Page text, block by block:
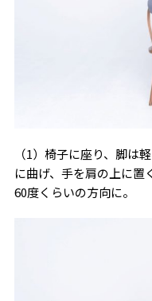
（1）椅子に座り、脚は
に曲げ、手を肩の上に置
60度くらいの方向に。